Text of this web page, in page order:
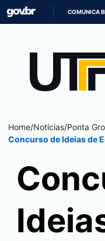
COMUNICA
Home/Notícias/Ponta
Concurso de Ideias de